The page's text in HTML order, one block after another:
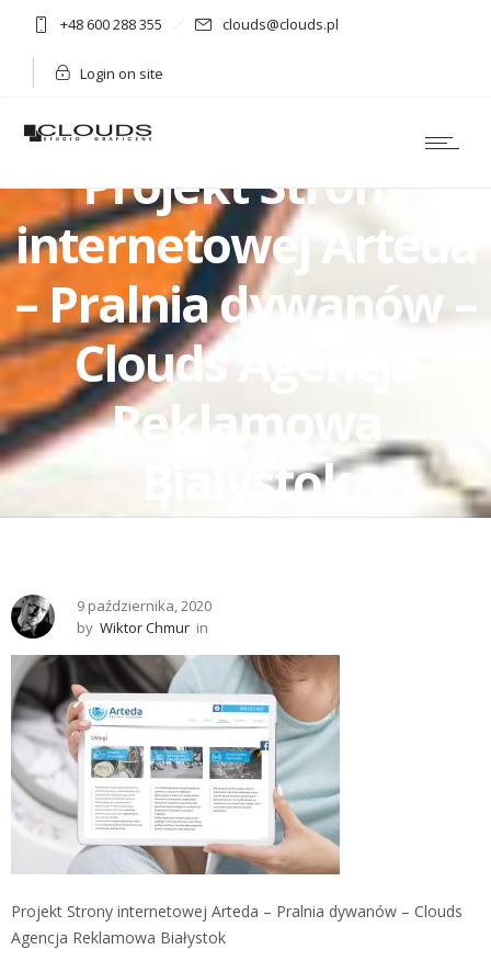
+48 600 288 355 clouds@clouds.pl
Login on site
Projekt Strony
internetowej Arteda
– Pralnia dywanów –
Clouds Agencja
Reklamowa
Białystok
9 października, 2020
by Wiktor Chmur in
Projekt Strony internetowej Arteda – Pralnia dywanów – Clouds
Agencja Reklamowa Białystok